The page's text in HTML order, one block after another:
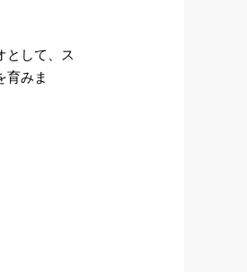
として、ス
育みま